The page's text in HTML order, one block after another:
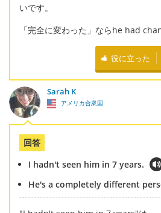
いです。
「完全に変わった」ならhe had
役に立った
Sarah K
アメリカ合衆国
回答
I hadn't seen him in 7 years.
He's a completely different